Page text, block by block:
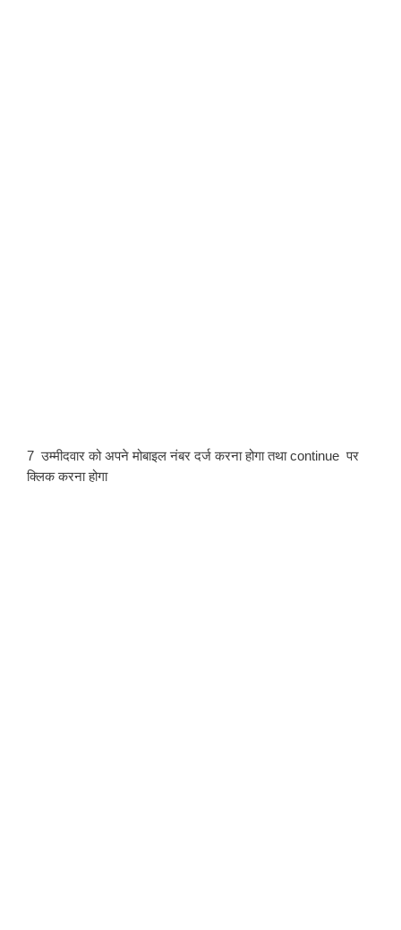
7  उम्मीदवार को अपने मोबाइल नंबर दर्ज करना होगा तथा continue  पर
क्लिक करना होगा